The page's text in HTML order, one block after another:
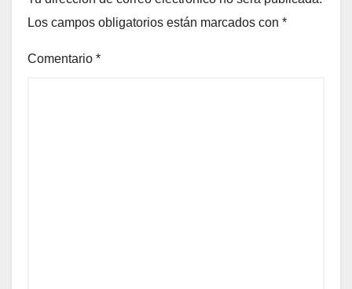
Los campos obligatorios están marcados con *
Comentario *